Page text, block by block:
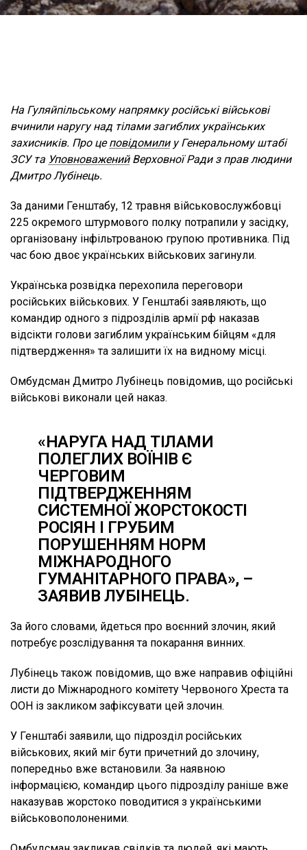
На Гуляйпільському напрямку російські військові
вчинили наругу над тілами загиблих українських
захисників. Про цеповідомилиу Генеральному штабі
ЗСУ та УповноваженийВерховної Ради з прав людини
Дмитро Лубінець.
За даними Генштабу, 12 травня військовослужбовці
225 окремого штурмового полку потрапили у засідку,
організовану інфільтрованою групою противника. Під
час бою двоє українських військових загинули.
Українська розвідка перехопила переговори
російських військових. У Генштабі заявляють, що
командир одного з підрозділів армії рф наказав
відсікти голови загиблим українським бійцям «для
підтвердження» та залишити їх на видному місці.
Омбудсман Дмитро Лубінець повідомив, що російські
військові виконали цей наказ.
«НАРУГА НАД ТІЛАМИ
ПОЛЕГЛИХ ВОЇНІВ Є
ЧЕРГОВИМ
ПІДТВЕРДЖЕННЯМ
СИСТЕМНОЇ ЖОРСТОКОСТІ
РОСІЯН І ГРУБИМ
ПОРУШЕННЯМ НОРМ
МІЖНАРОДНОГО
ГУМАНІТАРНОГО ПРАВА», –
ЗАЯВИВ ЛУБІНЕЦЬ.
За його словами, йдеться про воєнний злочин, який
потребує розслідування та покарання винних.
Лубінець також повідомив, що вже направив офіційні
листи до Міжнародного комітету Червоного Хреста та
ООН із закликом зафіксувати цей злочин.
У Генштабі заявили, що підрозділ російських
військових, який міг бути причетний до злочину,
попередньо вже встановили. За наявною
інформацією, командир цього підрозділу раніше вже
наказував жорстоко поводитися з українськими
військовополоненими.